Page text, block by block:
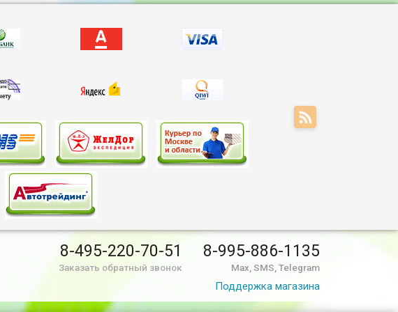
Parafar PF1313F/PF1313GF
(PF7948Q3)
8-495-220-70-51
Заказать обратный звонок
8-995-886-1135
Max, SMS, Telegram
Поддержка магазина